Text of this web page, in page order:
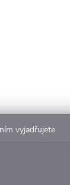
vyjadřujete